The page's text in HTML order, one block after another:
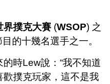
界撲克大賽 (WSOP) 之
的十幾名選手之一。
時Lew說：“我不知道
撲克玩家，這不是我